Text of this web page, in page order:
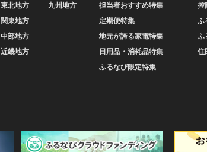
東北地方
関東地方
中部地方
近畿地方
九州地方
担当者おすすめ特集
定期便特集
地元が誇る家電特集
日用品・消耗品特集
ふるなび限定特集
控
ふ
ふ
住